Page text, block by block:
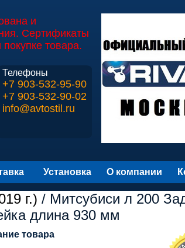
и
Сертификаты
товара.
Телефоны
+7 903-532-95-90
+7 903-532-90-02
info@avtostil.ru
Установка О компании
г.) / Митсубиси л 200
длина 930 мм
товара